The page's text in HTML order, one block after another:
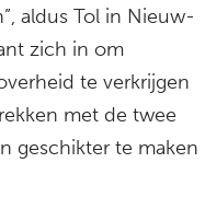
aldus Tol in Nieuw-
zich in om
te verkrijgen
met de twee
geschikter te maken